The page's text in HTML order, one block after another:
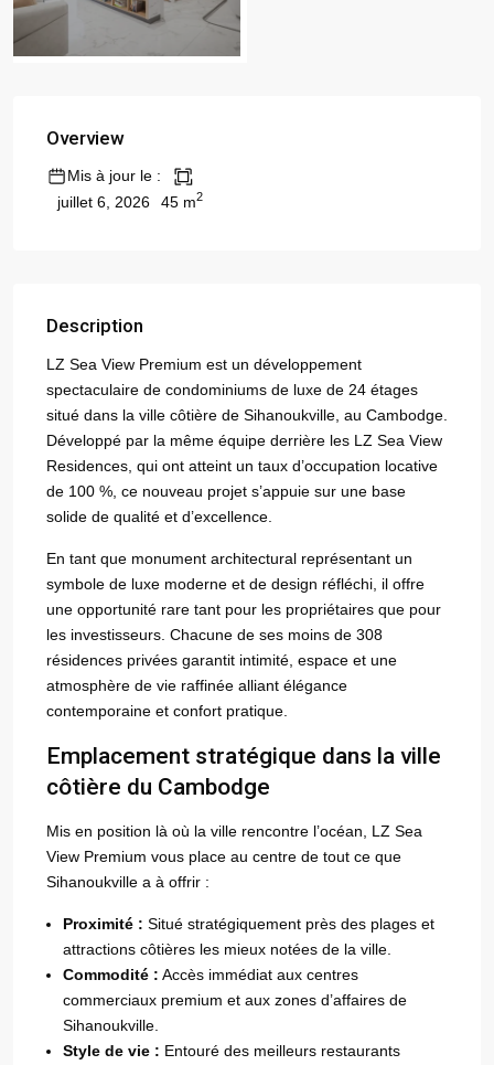
Overview
Mis à jour le :
juillet 6, 2026
45 m2
Description
LZ Sea View Premium est un développement
spectaculaire de condominiums de luxe de 24 étages
situé dans la ville côtière de Sihanoukville, au Cambodge.
Développé par la même équipe derrière les LZ Sea View
Residences, qui ont atteint un taux d’occupation locative
de 100 %, ce nouveau projet s’appuie sur une base
solide de qualité et d’excellence.
En tant que monument architectural représentant un
symbole de luxe moderne et de design réfléchi, il offre
une opportunité rare tant pour les propriétaires que pour
les investisseurs. Chacune de ses moins de 308
résidences privées garantit intimité, espace et une
atmosphère de vie raffinée alliant élégance
contemporaine et confort pratique.
Emplacement stratégique dans la ville
côtière du Cambodge
Mis en position là où la ville rencontre l’océan, LZ Sea
View Premium vous place au centre de tout ce que
Sihanoukville a à offrir :
Proximité : Situé stratégiquement près des plages et
attractions côtières les mieux notées de la ville.
Commodité : Accès immédiat aux centres
commerciaux premium et aux zones d’affaires de
Sihanoukville.
Style de vie : Entouré des meilleurs restaurants